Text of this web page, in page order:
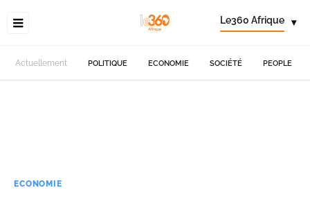
Le360 Afrique ▾
Actuellement POLITIQUE ECONOMIE SOCIÉTÉ PEOPLE
ECONOMIE